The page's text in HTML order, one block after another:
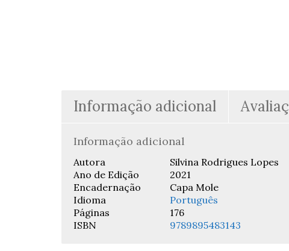
Informação adicional
Informação adicional
Autora
Silvina Rodrigues Lopes
Ano de Edição
2021
Encadernação
Capa Mole
Idioma
Português
Páginas
176
ISBN
9789895483143